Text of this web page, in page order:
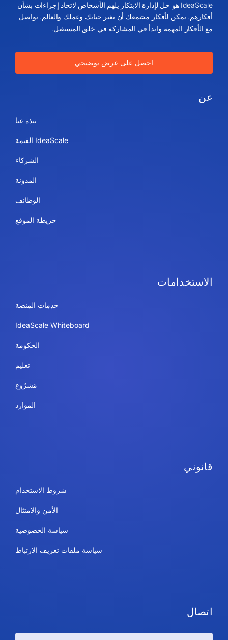
IdeaScale هو حل لإدارة الابتكار يلهم الأشخاص لاتخاذ إجراءات بشأن
أفكارهم. يمكن لأفكار مجتمعك أن تغير حياتك وعملك والعالم. تواصل
مع الأفكار المهمة وابدأ في المشاركة في خلق المستقبل.
احصل على عرض توضيحي
عن
نبذة عنا
IdeaScale القيمة
الشركاء
المدونة
الوظائف
خريطة الموقع
الاستخدامات
خدمات المنصة
IdeaScale Whiteboard
الحكومة
تعليم
مَشرُوع
الموارد
قانوني
شروط الاستخدام
الأمن والامتثال
سياسة الخصوصية
سياسة ملفات تعريف الارتباط
اتصال